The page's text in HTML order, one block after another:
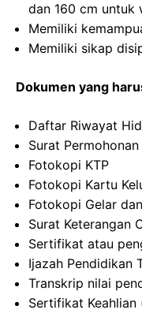
dan 160 cm untuk
Memiliki
Memiliki sikap
Dokumen yang
Daftar Riwayat
Surat
Fotokopi KTP
Fotokopi Kartu
Fotokopi Gelar
Surat Keterangan
Sertifikat atau
Ijazah Pendidikan
Transkrip nilai
Sertifikat Keahlian